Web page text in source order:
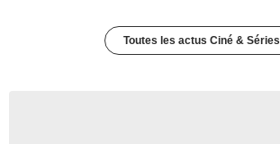
Toutes les actus Ciné & Séries